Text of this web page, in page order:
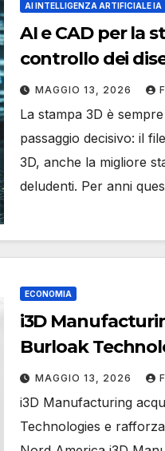
AI INTELLIGENZA ARTIFICIALE IA
AI e CAD per la
controllo dei
genera un file
MAGGIO 13, 2026
La stampa 3D è
passaggio decisivo: il
3D, anche la migliore
deludenti. Per anni
ECONOMIA
i3D
Burloak
MAGGIO 13, 2026
i3D Manufacturing
Technologies e